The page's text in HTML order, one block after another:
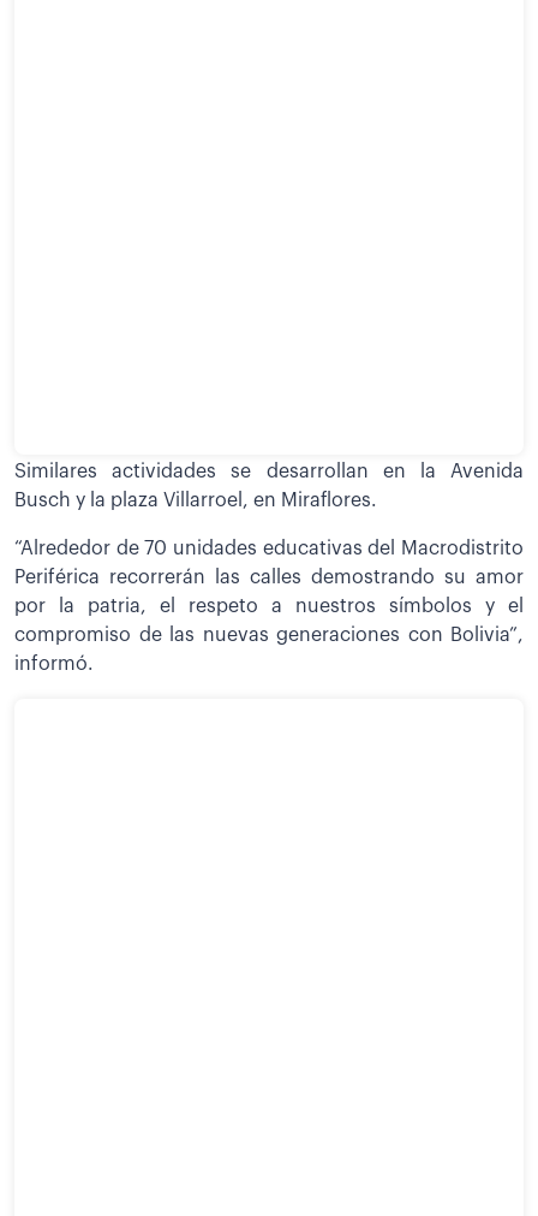
Similares actividades se desarrollan en la Avenida
Busch y la plaza Villarroel, en Miraflores.
“Alrededor de 70 unidades educativas del Macrodistrito
Periférica recorrerán las calles demostrando su amor
por la patria, el respeto a nuestros símbolos y el
compromiso de las nuevas generaciones con Bolivia”,
informó.